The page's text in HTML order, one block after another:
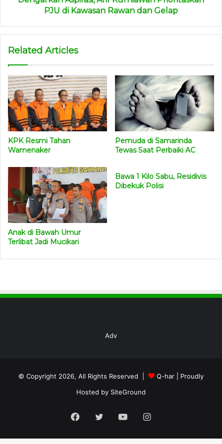
Mereka kemudian digiring ke mobil tahanan. Tampak
kedua tangan eks Wakil Kepala BGN itu terborgol.
penggeledahan di kantor Badan Gizi Nasional (BGN)
kawasan Kebon Sirih, Jakarta Pusat. Penjagaan di kantor
BGN diperketat.
“Penyidik Pidsus (Jaksa Muda Bidang Tindak Pidana
Khusus) Kejaksaan Agung benar melakukan geledah di
kantor BGN,” kata Plh Kapuspenkum Kejagung, Mochamad
Jeffry, kepada wartawan, Rabu (3/6).(red)
Sumber : detik
PJU di Kawasan Rawan dan Gelap
Related Articles
KPK Resmi Tahan
Wamenaker
Pemuda di Samarinda
Tewas Saat Perbaiki AC
Anak di Bawah Umur
Terlibat Jadi Mucikari
Bawa 1 Kilo Sabu, Residivis
Dibekuk Polisi
Adv
© Copyright 2026, All Rights Reserved | Q-har | Proudly
Hosted by SiteGround
Facebook
TwitterYouTubeInstagram